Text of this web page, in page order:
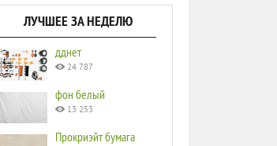
ЛУЧШЕЕ ЗА НЕДЕЛЮ
дднет
24 787
фон белый
13 253
Прокриэйт бумага